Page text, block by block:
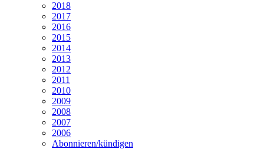
2018
2017
2016
2015
2014
2013
2012
2011
2010
2009
2008
2007
2006
Abonnieren/kündigen